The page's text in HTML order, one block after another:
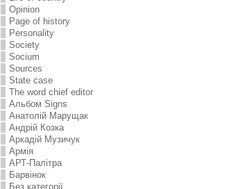
Opinion
Page of history
Personality
Society
Socium
Sources
State case
The word chief editor
Альбом Signs
Анатолій Марущак
Андрій Козка
Аркадій Музичук
Армія
АРТ-Палітра
Барвінок
Без категорії